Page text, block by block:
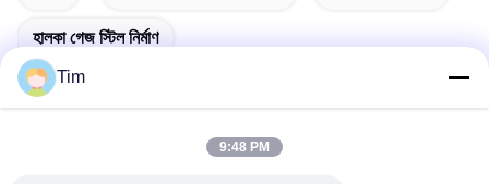
হালকা গেজ স্টিল নির্মাণ
Tim
9:48 PM